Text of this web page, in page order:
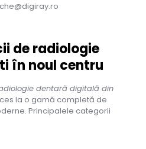
de radiologie
în noul centru
dentară digitală din
la o gamă completă de
Principalele categorii